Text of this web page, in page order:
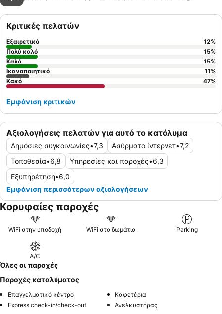
Αξιολογήσεις πελατών για αυτό το κατάλυμα
Δημόσιες συγκοινωνίες•7,3 Ασύρματο ίντερνετ•7,2
Τοποθεσία•6,8 Υπηρεσίες και παροχές•6,3
Εξυπηρέτηση•6,0
Εμφάνιση περισσότερων αξιολογήσεων
Κριτικές πελατών
Εξαιρετικό 12%
Πολύ καλό
15%
Καλό
15%
Ικανοποιητικό
11%
Κακό
47%
Εμφάνιση κριτικών
Κορυφαίες παροχές
WiFi στην υποδοχή WiFi στα δωμάτια Parking
A/C
Όλες οι παροχές
Παροχές καταλύματος
Επαγγελματικό κέντρο
Καφετέρια
Express check-in/check-out
Ανελκυστήρας